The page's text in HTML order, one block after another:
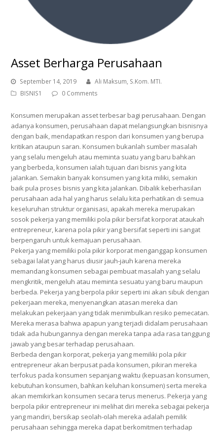
Asset Berharga Perusahaan
September 14, 2019
Ali Maksum, S.Kom. MTI.
BISNIS1
0 Comments
Konsumen merupakan asset terbesar bagi perusahaan. Dengan
adanya konsumen, perusahaan dapat melangsungkan bisnisnya
dengan baik, mendapatkan respon dari konsumen yang berupa
kritikan ataupun saran. Konsumen bukanlah sumber masalah
yang selalu mengeluh atau meminta suatu yang baru bahkan
yang berbeda, konsumen ialah tujuan dari bisnis yang kita
jalankan. Semakin banyak konsumen yang kita miliki, semakin
baik pula proses bisnis yang kita jalankan. Dibalik keberhasilan
perusahaan ada hal yang harus selalu kita perhatikan di semua
keseluruhan struktur organisasi, apakah mereka merupakan
sosok pekerja yang memiliki pola pikir bersifat korporat ataukah
entrepreneur, karena pola pikir yang bersifat seperti ini sangat
berpengaruh untuk kemajuan perusahaan.
Pekerja yang memiliki pola pikir korporat menganggap konsumen
sebagai lalat yang harus diusir jauh-jauh karena mereka
memandang konsumen sebagai pembuat masalah yang selalu
mengkritik, mengeluh atau meminta sesuatu yang baru maupun
berbeda. Pekerja yang berpola pikir seperti ini akan sibuk dengan
pekerjaan mereka, menyenangkan atasan mereka dan
melakukan pekerjaan yang tidak menimbulkan resiko pemecatan.
Mereka merasa bahwa apapun yang terjadi didalam perusahaan
tidak ada hubungannya dengan mereka tanpa ada rasa tanggung
jawab yang besar terhadap perusahaan.
Berbeda dengan korporat, pekerja yang memiliki pola pikir
entrepreneur akan berpusat pada konsumen, pikiran mereka
terfokus pada konsumen sepanjang waktu (kepuasan konsumen,
kebutuhan konsumen, bahkan keluhan konsumen) serta mereka
akan memikirkan konsumen secara terus menerus. Pekerja yang
berpola pikir entrepreneur ini melihat diri mereka sebagai pekerja
yang mandiri, bersikap seolah-olah mereka adalah pemilik
perusahaan sehingga mereka dapat berkomitmen terhadap